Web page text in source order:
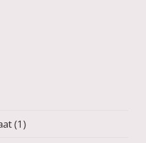
(1)